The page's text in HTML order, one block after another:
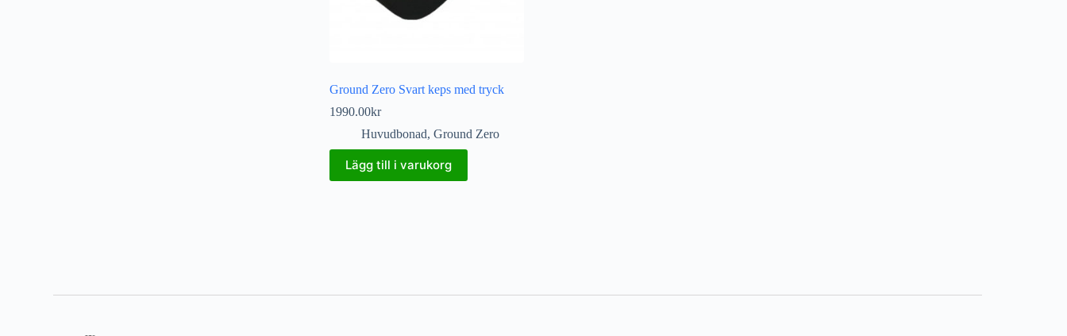
Ground Zero Svart keps med tryck
1990.00kr
Huvudbonad, Ground Zero
Lägg till i varukorg